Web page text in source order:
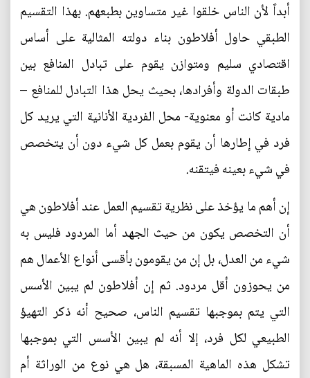
أبداً لأن الناس خلقوا غير متساوين بطبعهم. بهذا التقسيم
الطبقي حاول أفلاطون بناء دولته المثالية على أساس
اقتصادي سليم ومتوازن يقوم على تبادل المنافع بين
طبقات الدولة وأفرادها، بحيث يحل هذا التبادل للمنافع –
مادية كانت أو معنوية- محل الفردية الأنانية التي يريد كل
فرد في إطارها أن يقوم بعمل كل شيء دون أن يتخصص
في شيء بعينه فيتقنه.
إن أهم ما يؤخذ على نظرية تقسيم العمل عند أفلاطون هي
أن التخصص يكون من حيث الجهد أما المردود فليس به
شيء من العدل، بل إن من يقومون بأقسى أنواع الأعمال هم
من يحوزون أقل مردود. ثم إن أفلاطون لم يبين الأسس
التي يتم بموجبها تقسيم الناس، صحيح أنه ذكر التهيؤ
الطبيعي لكل فرد، إلا أنه لم يبين الأسس التي بموجبها
تشكل هذه الماهية المسبقة، هل هي نوع من الوراثة أم